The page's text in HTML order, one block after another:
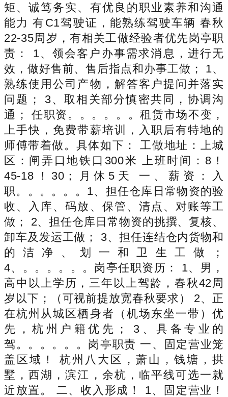
矩、诚笃务实、有优良的职业素养和沟通
能力 有C1驾驶证，能熟练驾驶车辆 春秋
22-35周岁，有相关工做经验者优先岗亭职
责： 1、领会客户办事需求消息，进行无
效，做好售前、售后指点和办事工做； 1、
熟练使用公司产物，解答客户提问并落实
问题； 3、取相关部分慎密共同，协调沟
通； 任职资。。。。。。租赁市场不变，
上手快，免费带薪培训，入职后有特地的
师傅带着做。具体如下： 工做地址：上城
区：闸弄口地铁口300米 上班时间：8！
45-18！30；月休5天 一、薪资：入
职。。。。。。1、担任仓库日常物资的验
收、入库、码放、保管、清点、对账等工
做； 2、担任仓库日常物资的挑撰、复核、
卸车及发运工做； 3、担任连结仓内货物和
的洁净、划一和卫生工做；
4、。。。。。。岗亭任职资历： 1、男，
高中以上学历，三年以上驾龄，春秋42周
岁以下；（可视前提放宽春秋要求） 2、正
在杭州从城区栖身者（机场东坐一带）优
先，杭州户籍优先； 3、具备专业的
驾。。。。。。岗亭职责 一、固定营业笼
盖区域！ 杭州八大区，萧山，钱塘，拱
墅，西湖，滨江，余杭，临平线可选一就
近放置。 二、收入形成！ 1、固定营业！